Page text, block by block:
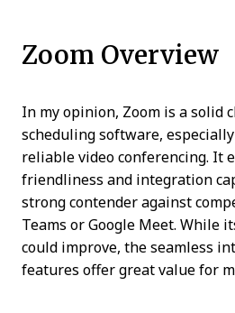
Zoom Overview
In my opinion, Zoom is a solid
scheduling software,
reliable video conferencing. It
friendliness and integration
strong contender against
Teams or Google Meet. While
could improve, the seamless
features offer great value for